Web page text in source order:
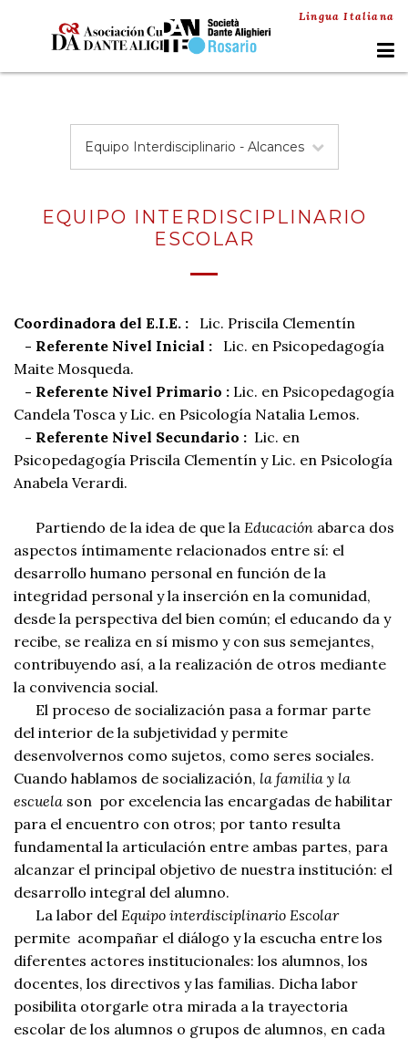
Lingua Italiana
Equipo Interdisciplinario - Alcances
EQUIPO INTERDISCIPLINARIO
ESCOLAR
Coordinadora del E.I.E. :
Lic. Priscila Clementín
- Referente Nivel Inicial :
Lic. en Psicopedagogía
Maite Mosqueda.
- Referente Nivel Primario : Lic. en Psicopedagogía
Candela Tosca y Lic. en Psicología Natalia Lemos.
- Referente Nivel Secundario : Lic. en
Psicopedagogía Priscila Clementín y Lic. en Psicología
Anabela Verardi.
Partiendo de la idea de que la Educación abarca dos
aspectos íntimamente relacionados entre sí: el
desarrollo humano personal en función de la
integridad personal y la inserción en la comunidad,
desde la perspectiva del bien común; el educando da y
recibe, se realiza en sí mismo y con sus semejantes,
contribuyendo así, a la realización de otros mediante
la convivencia social.
El proceso de socialización pasa a formar parte
del interior de la subjetividad y permite
desenvolvernos como sujetos, como seres sociales.
Cuando hablamos de socialización, la familia y la
escuela son por excelencia las encargadas de habilitar
para el encuentro con otros; por tanto resulta
fundamental la articulación entre ambas partes, para
alcanzar el principal objetivo de nuestra institución: el
desarrollo integral del alumno.
La labor del Equipo interdisciplinario Escolar
permite acompañar el diálogo y la escucha entre los
diferentes actores institucionales: los alumnos, los
docentes, los directivos y las familias. Dicha labor
posibilita otorgarle otra mirada a la trayectoria
escolar de los alumnos o grupos de alumnos, en cada